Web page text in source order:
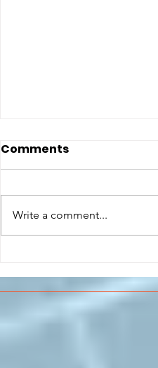
PERCORSO DI
FORMAZIONE SCUOLA
Comments
Write a comment...